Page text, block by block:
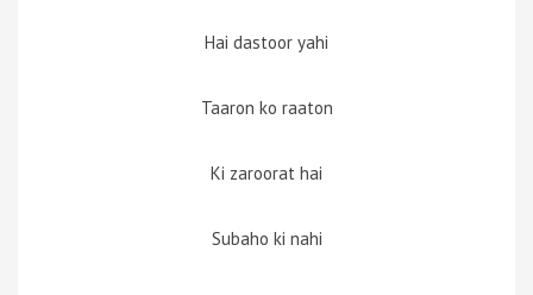
Hai dastoor yahi
Taaron ko raaton
Ki zaroorat hai
Subaho ki nahi